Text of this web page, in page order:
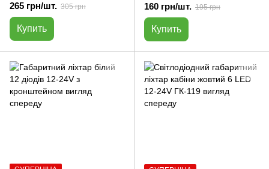
265 грн/шт. 305 грн
Купить
160 грн/шт. 195 грн
Купить